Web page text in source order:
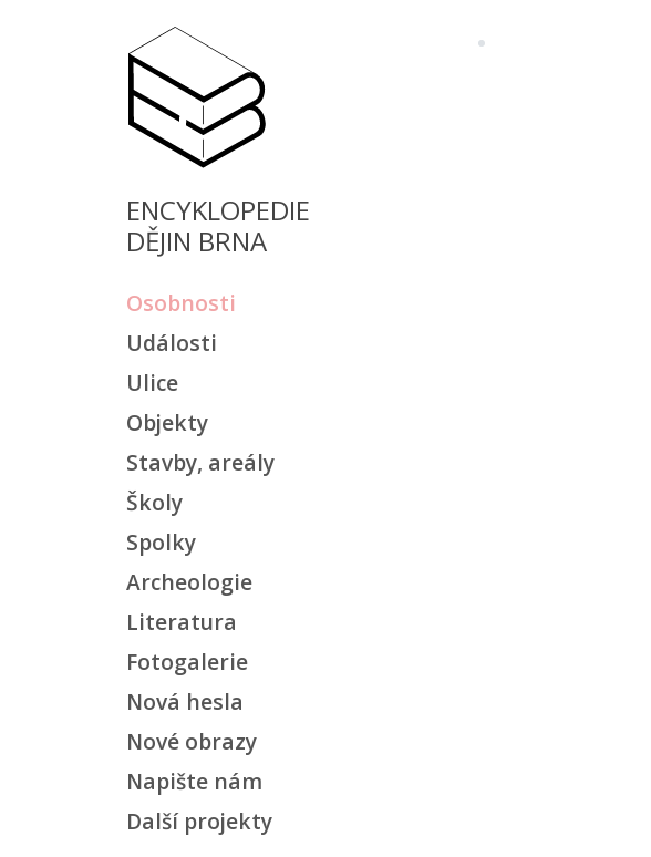
ENCYKLOPEDIE
DĚJIN BRNA
Osobnosti
Události
Ulice
Objekty
Stavby, areály
Školy
Spolky
Archeologie
Literatura
Fotogalerie
Nová hesla
Nové obrazy
Napište nám
Další projekty